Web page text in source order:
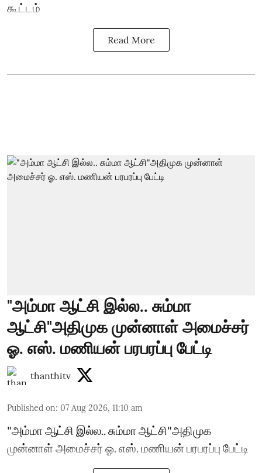
கூட்டம்
Read More
"அம்மா ஆட்சி இல்ல.. சும்மா
ஆட்சி"அதிமுக முன்னாள் அமைச்சர்
ஓ. எஸ். மணியன் பரபரப்பு பேட்டி
thanthitv
Published on: 07 Aug 2026, 11:10 am
"அம்மா ஆட்சி இல்ல.. சும்மா ஆட்சி"அதிமுக
முன்னாள் அமைச்சர் ஓ. எஸ். மணியன் பரபரப்பு பேட்டி